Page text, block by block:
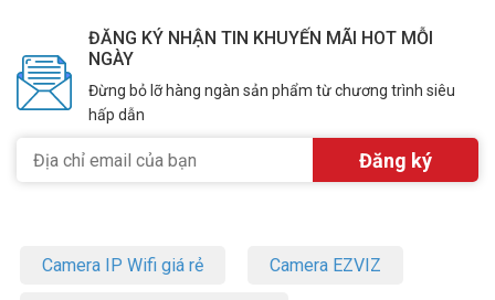
ĐĂNG KÝ NHẬN TIN KHUYẾN MÃI HOT MỖI
NGÀY
Đừng bỏ lỡ hàng ngàn sản phẩm từ chương trình siêu
hấp dẫn
Camera IP Wifi giá rẻ Camera EZVIZ